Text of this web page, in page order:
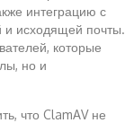
интеграцию с
и исходящей почты.
которые
но и
что ClamAV не